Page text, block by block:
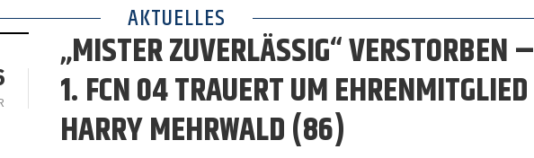
AKTUELLES
„MISTER ZUVERLÄSSIG“ VERSTORBEN –
1. FCN 04 TRAUERT UM EHRENMITGLIED
HARRY MEHRWALD (86)